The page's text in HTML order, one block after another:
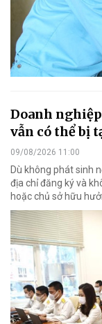
Doanh
vẫn có thể bị
09/08/2026 11:00
Dù không phát sinh
địa chỉ đăng ký và
hoặc chủ sở hữu